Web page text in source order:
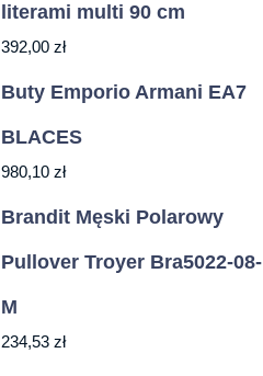
literami multi 90 cm
392,00 zł
Buty Emporio Armani EA7
BLACES
980,10 zł
Brandit Męski Polarowy
Pullover Troyer Bra5022-08-
M
234,53 zł